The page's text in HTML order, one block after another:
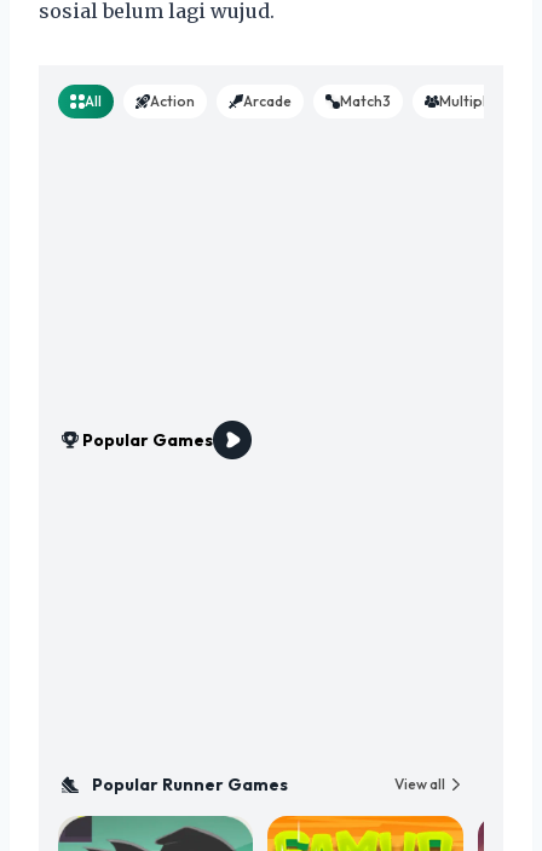
sosial belum lagi wujud.